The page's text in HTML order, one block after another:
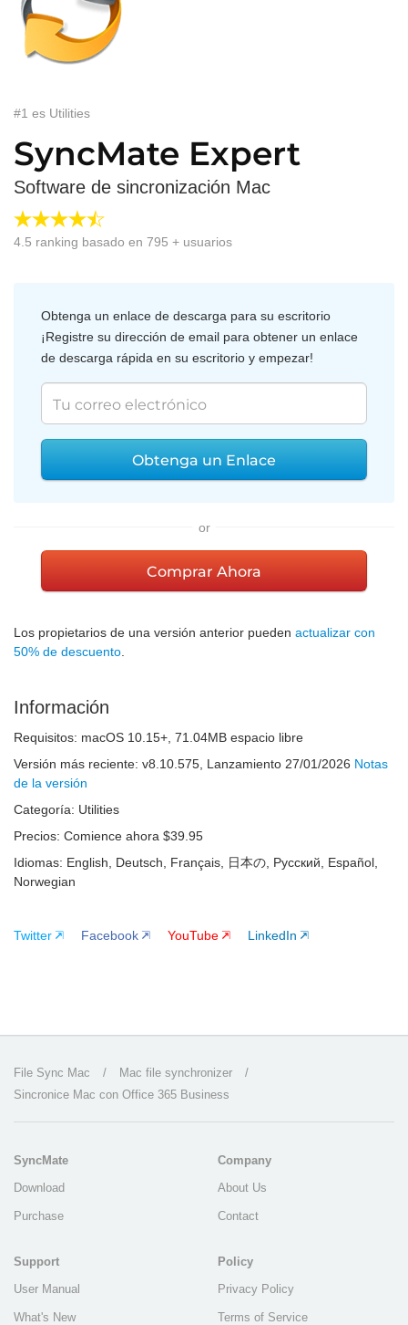
#1 es Utilities
SyncMate Expert
Software de sincronización Mac
4.5 ranking basado en 795 + usuarios
Obtenga un enlace de descarga para su escritorio
¡Registre su dirección de email para obtener un enlace
de descarga rápida en su escritorio y empezar!
Obtenga un Enlace
or
Comprar Ahora
Los propietarios de una versión anterior pueden actualizar con
50% de descuento
Información
Requisitos: macOS 10.15+ 71.04MB espacio libre
Versión más reciente: v8.10.575 , Lanzamiento 27/01/2026 Notas
de la versión
Categoría: Utilities
Precios: Comience ahora $39.95
Idiomas: English, Deutsch, Français, 日本の, Русский, Español,
Norwegian
Twitter Facebook YouTube LinkedIn
File Sync Mac / Mac file synchronizer
/
Sincronice Mac con Office 365 Business
SyncMate
Download
Purchase
Company
About Us
Contact
Support
User Manual
What's New
Policy
Privacy Policy
Terms of Service